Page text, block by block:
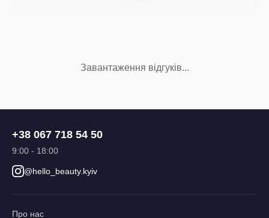
Завантаження відгуків...
+38 067 718 54 50
9:00 - 18:00
@hello_beauty.kyiv
Про нас